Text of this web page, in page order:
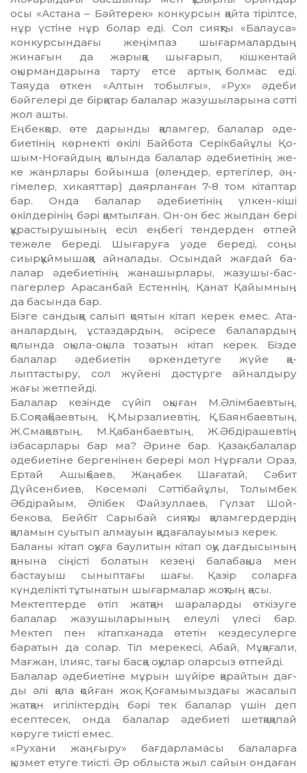
осы «Астана – Бәйтерек» конкурсын қай­та тірілтсе,
нұр үстіне нұр болар еді. Сол сияқ­ты «Балауса»
конкурсындағы жеңімпаз шы­ғар­малардың
жинағын да жарыққа шығарып, кішкентай
оқырмандарына тарту етсе артық бол­мас еді.
Таяуда өткен «Алтын тобылғы», «Рух» әде­би
бәйгелері де бірқатар балалар жазушы­ла­ры­на сәтті
жол ашты.
Еңбекқор, өте дарынды қаламгер, балалар әде­
биетінің көрнекті өкілі Байбота Серікбайұлы Қо­
шым-Ноғайдың қолында балалар әдебиетінің же­
ке жанрлары бойынша (өлеңдер, ертегілер, әң­
гімелер, хикаяттар) даярланған 7-8 том кітап­тар
бар. Онда балалар әдебиетінің үлкен-кіші
өкілдерінің бәрі қамтылған. Он-он бес жылдан бері
құрастырушының есіл еңбегі тендерден өтпей
тежеле береді. Шығаруға уәде береді, соңы
сиырқұймышаққа айналады. Осындай жағдай ба­
лалар әдебиетінің жанашырлары, жазушы-бас­
пагерлер Арасанбай Естеннің, Қанат Қайымның
да басында бар.
Бізге сандыққа салып қоятын кітап керек емес. Ата-
аналардың, ұстаздардың, әсіресе бала­лар­дың
қолында оқыла-оқыла тозатын кітап ке­рек. Бізде
балалар әдебиетін өркендетуге жүйе қа­
лыптастыру, сол жүйені дәстүрге айналдыру
жағы жетпейді.
Балалар кезінде сүйіп оқыған М.Әлімбаевтың,
Б.Соқпақбаевтың, Қ.Мырзалиевтің, Қ.Баян­баев­тың,
Ж.Смақовтың, М.Қабанбаевтың, Ж.Әбді­ра­шевтің
ізбасарлары бар ма? Әрине бар. Қазақ ба­лалар
әдебиетіне бергенінен берері мол Нұр­ғали Ораз,
Ертай Ашықбаев, Жаңабек Шағатай, Сәбит
Дүйсенбиев, Көсемәлі Сәттібайұлы, Толымбек
Әбдірайым, Әлібек Файзуллаев, Гүлзат Шой­
бекова, Бейбіт Сарыбай сияқты қалам­гер­дердің
қаламын суытып алмауын қадағалауымыз керек.
Баланы кітап оқуға баулитын кітап оқу дағ­дысының
қанына сіңісті болатын кезеңі балабақ­ша мен
бастауыш сыныптағы шағы. Қазір соларға
күнделікті тұтынатын шығармалар жоқтың қ­а­сы.
Мектептерде өтіп жатқан шараларды өткізуге
балалар жазушыларының елеулі үлесі бар.
Мектеп пен кітапханада өтетін кездесулерге
баратын да со­лар. Тіл мерекесі, Абай, Мұқағали,
Мағжан, Ілияс, тағы басқа оқулар оларсыз өтпейді.
Балалар әдебиетіне мұрын шүйіре қарайтын дағ­
ды әлі қала қойған жоқ. Қоғамымыздағы жа­салып
жатқан игіліктердің бәрі тек балалар үшін деп
есептесек, онда балалар әдебиеті шетқақапай
көруге тиісті емес.
«Рухани жаңғыру» бағдарламасы балаларға
қызмет етуге тиісті. Әр облыста жыл сайын онда­ған